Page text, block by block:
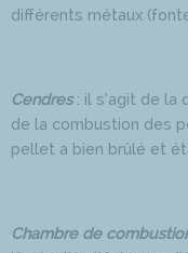
différents métaux
Cendres : il s’agit de
de la combustion des
pellet a bien brûlé et
Chambre de